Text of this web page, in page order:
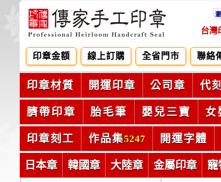
台灣
印章金額 線上訂購 全省門市 聯絡
印章材質 開運印章 公司章 代
臍帶印章 胎毛筆 嬰兒三寶 女
印章刻工 作品集5247 開運字體
日本章 韓國章 大陸章 金屬印章 寵